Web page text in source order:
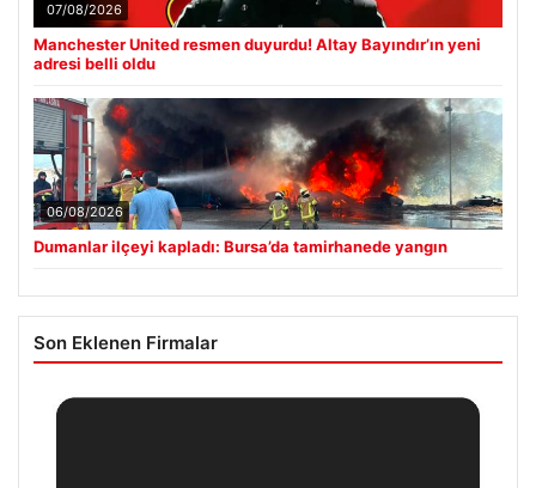
07/08/2026
Manchester United resmen duyurdu! Altay Bayındır’ın yeni
adresi belli oldu
06/08/2026
Dumanlar ilçeyi kapladı: Bursa’da tamirhanede yangın
Son Eklenen Firmalar